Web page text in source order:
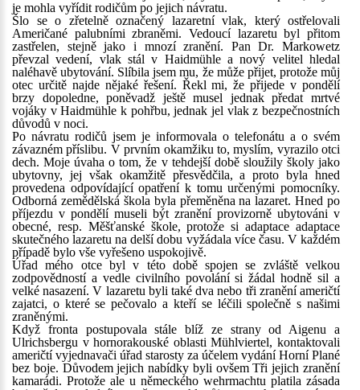
je mohla vyřídit rodičům po jejich návratu.
Šlo se o zřetelně označený lazaretní vlak, který ostřelovali
Američané palubními zbraněmi. Vedoucí lazaretu byl přitom
zastřelen, stejně jako i mnozí zranění. Pan Dr. Markowetz
převzal vedení, vlak stál v Haidmühle a nový velitel hledal
naléhavě ubytování. Slíbila jsem mu, že může přijet, protože můj
otec určitě najde nějaké řešení. Řekl mi, že přijede v pondělí
brzy dopoledne, poněvadž ještě musel jednak předat mrtvé
vojáky v Haidmühle k pohřbu, jednak jel vlak z bezpečnostních
důvodů v noci.
Po návratu rodičů jsem je informovala o telefonátu a o svém
závazném příslibu. V prvním okamžiku to, myslím, vyrazilo otci
dech. Moje úvaha o tom, že v tehdejší době sloužily školy jako
ubytovny, jej však okamžitě přesvědčila, a proto byla hned
provedena odpovídající opatření k tomu určenými pomocníky.
Odborná zemědělská škola byla přeměněna na lazaret. Hned po
příjezdu v pondělí museli být zranění provizorně ubytováni v
obecné, resp. Měšťanské škole, protože si adaptace adaptace
skutečného lazaretu na delší dobu vyžádala více času. V každém
případě bylo vše vyřešeno uspokojivě.
Úřad mého otce byl v této době spojen se zvláště velkou
zodpovědností a vedle civilního povolání si žádal hodně sil a
velké nasazení. V lazaretu byli také dva nebo tři zranění američtí
zajatci, o které se pečovalo a kteří se léčili společně s našimi
zraněnými.
Když fronta postupovala stále blíž ze strany od Aigenu a
Ulrichsbergu v hornorakouské oblasti Mühlviertel, kontaktovali
američtí vyjednavači úřad starosty za účelem vydání Horní Plané
bez boje. Důvodem jejich nabídky byli ovšem Tři jejich zranění
kamarádi. Protože ale u německého wehrmachtu platila zásada